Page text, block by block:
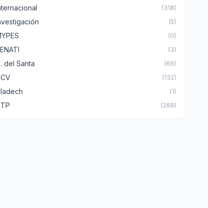
(318)
(5)
(0)
(3)
del Santa (66)
(132)
(1)
(288)